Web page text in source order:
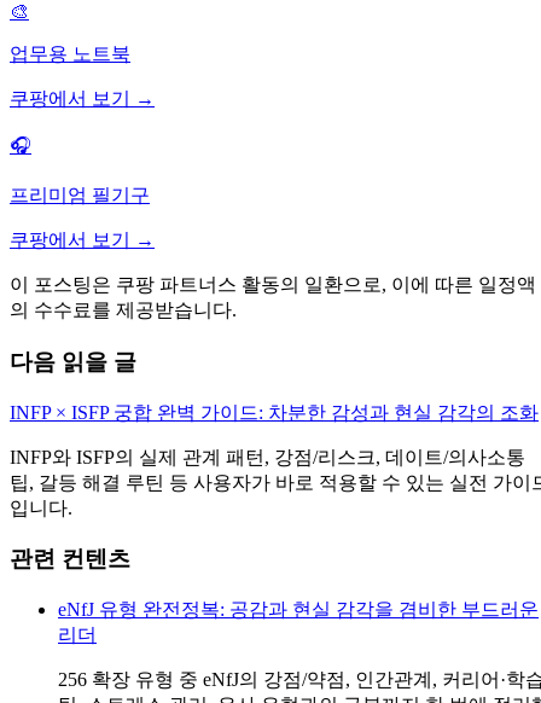
🎨
업무용 노트북
쿠팡에서 보기 →
🎧
프리미엄 필기구
쿠팡에서 보기 →
이 포스팅은 쿠팡 파트너스 활동의 일환으로, 이에 따른 일정액
의 수수료를 제공받습니다.
다음 읽을 글
INFP × ISFP 궁합 완벽 가이드: 차분한 감성과 현실 감각의 조화
INFP와 ISFP의 실제 관계 패턴, 강점/리스크, 데이트/의사소통
팁, 갈등 해결 루틴 등 사용자가 바로 적용할 수 있는 실전 가이
입니다.
관련 컨텐츠
eNfJ 유형 완전정복: 공감과 현실 감각을 겸비한 부드러운
리더
256 확장 유형 중 eNfJ의 강점/약점, 인간관계, 커리어·학